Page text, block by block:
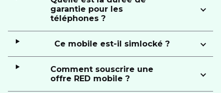
garantie pour les
téléphones ?
Ce mobile est-il simlocké ?
Comment souscrire une
offre RED mobile ?